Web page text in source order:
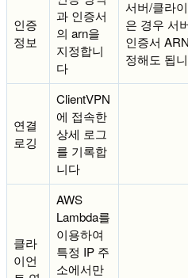
인증
정보
과 인증서
의 arn을
지정합니
다
서버/클라
은 경우 서
인증서
정해도 됩
연결
로깅
ClientVPN
에 접속한
상세 로그
를 기록합
니다
클라
이언
AWS
Lambda를
이용하여
특정 IP 주
소에서만